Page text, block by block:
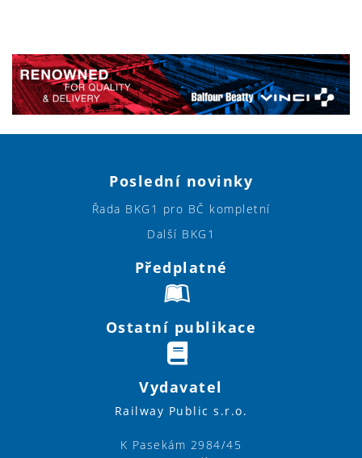
Poslední novinky
Řada BKG1 pro BČ kompletní
Další BKG1
Předplatné
Ostatní publikace
Vydavatel
Railway Public s.r.o.
K Pasekám 2984/45